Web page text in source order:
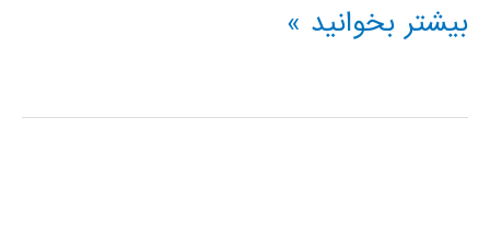
راهنمای
Raspberry
بیشتر بخوانید »